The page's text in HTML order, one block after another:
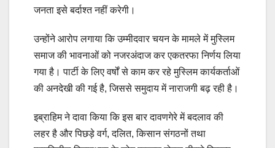
जनता इसे बर्दाश्त नहीं करेगी।
उन्होंने आरोप लगाया कि उम्मीदवार चयन के मामले में मुस्लिम
समाज की भावनाओं को नजरअंदाज कर एकतरफा निर्णय लिया
गया है। पार्टी के लिए वर्षों से काम कर रहे मुस्लिम कार्यकर्ताओं
की अनदेखी की गई है, जिससे समुदाय में नाराजगी बढ़ रही है।
इब्राहिम ने दावा किया कि इस बार दावणगेरे में बदलाव की
लहर है और पिछड़े वर्ग, दलित, किसान संगठनों तथा